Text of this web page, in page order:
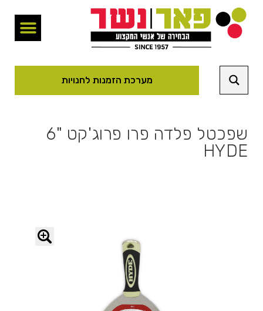
מערכת הזמנות לחנויות
שפכטל פלדה פרו פרוג'קט "6
HYDE